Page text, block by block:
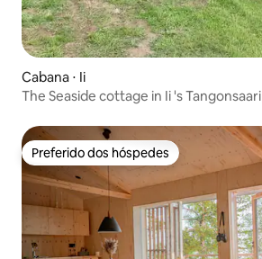
Cabana ⋅ Ii
The Seaside cottage in Ii 's Tangonsaari
Preferido dos hóspedes
Preferido dos hóspedes